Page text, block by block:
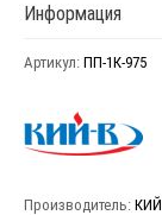
Информация
Артикул: ПП-1К-975
Производитель: